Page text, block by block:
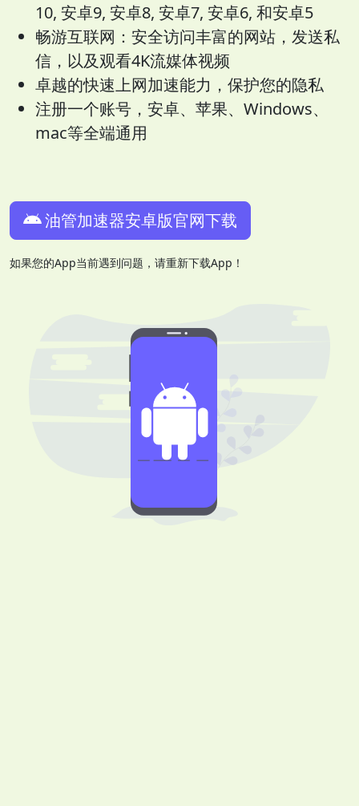
10, 安卓9, 安卓8, 安卓7, 安卓6, 和安卓5
畅游互联网：安全访问丰富的网站，发送私
信，以及观看4K流媒体视频
卓越的快速上网加速能力，保护您的隐私
注册一个账号，安卓、苹果、Windows、
mac等全端通用
油管加速器安卓版官网下载
如果您的App当前遇到问题，请重新下载App！